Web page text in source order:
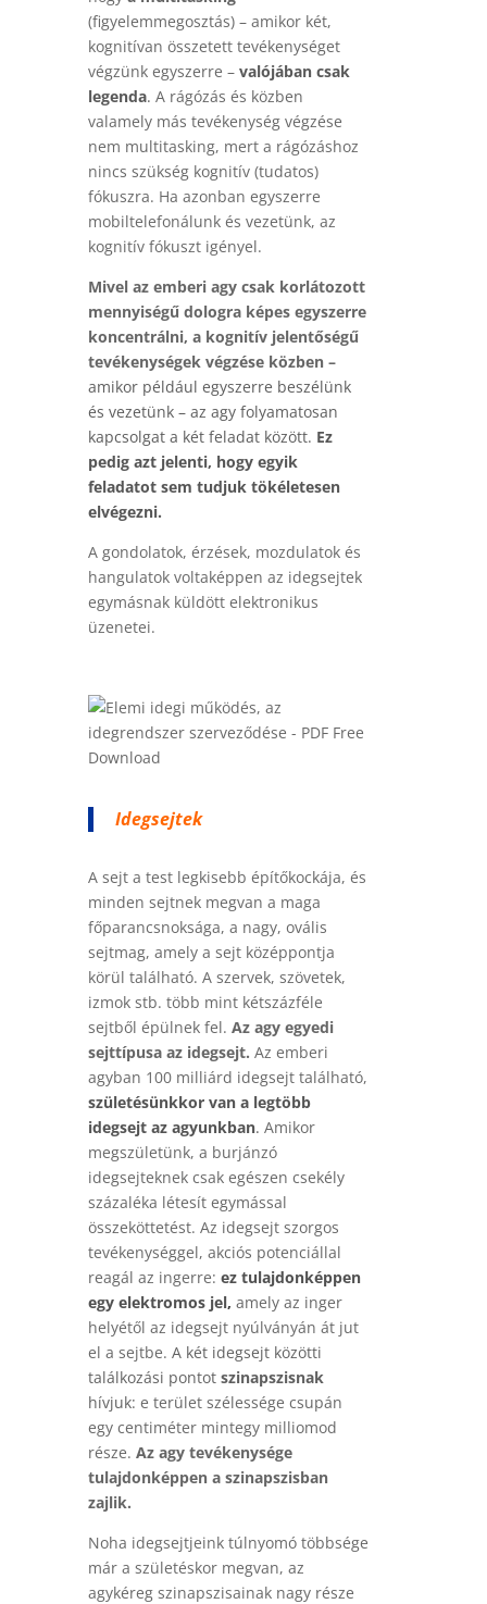
(figyelemmegosztás) – amikor két,
kognitívan összetett tevékenységet
végzünk egyszerre – valójában csak
legenda. A rágózás és közben
valamely más tevékenység végzése
nem multitasking, mert a rágózáshoz
nincs szükség kognitív (tudatos)
fókuszra. Ha azonban egyszerre
mobiltelefonálunk és vezetünk, az
kognitív fókuszt igényel.
Mivel az emberi agy csak korlátozott
mennyiségű dologra képes egyszerre
koncentrálni, a kognitív jelentőségű
tevékenységek végzése közben –
amikor például egyszerre beszélünk
és vezetünk – az agy folyamatosan
kapcsolgat a két feladat között. Ez
pedig azt jelenti, hogy egyik
feladatot sem tudjuk tökéletesen
elvégezni.
A gondolatok, érzések, mozdulatok és
hangulatok voltaképpen az idegsejtek
egymásnak küldött elektronikus
üzenetei.
Idegsejtek
A sejt a test legkisebb építőkockája, és
minden sejtnek megvan a maga
főparancsnoksága, a nagy, ovális
sejtmag, amely a sejt középpontja
körül található. A szervek, szövetek,
izmok stb. több mint kétszázféle
sejtből épülnek fel. Az agy egyedi
sejttípusa az idegsejt. Az emberi
agyban 100 milliárd idegsejt található,
születésünkkor van a legtöbb
idegsejt az agyunkban. Amikor
megszületünk, a burjánzó
idegsejteknek csak egészen csekély
százaléka létesít egymással
összeköttetést. Az idegsejt szorgos
tevékenységgel, akciós potenciállal
reagál az ingerre: ez tulajdonképpen
egy elektromos jel, amely az inger
helyétől az idegsejt nyúlványán át jut
el a sejtbe. A két idegsejt közötti
találkozási pontot szinapszisnak
hívjuk: e terület szélessége csupán
egy centiméter mintegy milliomod
része. Az agy tevékenysége
tulajdonképpen a szinapszisban
zajlik.
Noha idegsejtjeink túlnyomó többsége
már a születéskor megvan, az
agykéreg szinapszisainak nagy része